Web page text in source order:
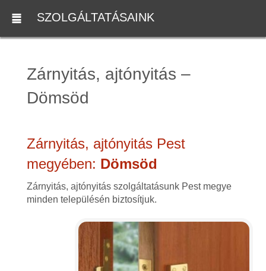
SZOLGÁLTATÁSAINK
Zárnyitás, ajtónyitás –
Dömsöd
Zárnyitás, ajtónyitás Pest
megyében: Dömsöd
Zárnyitás, ajtónyitás szolgáltatásunk Pest megye
minden településén biztosítjuk.